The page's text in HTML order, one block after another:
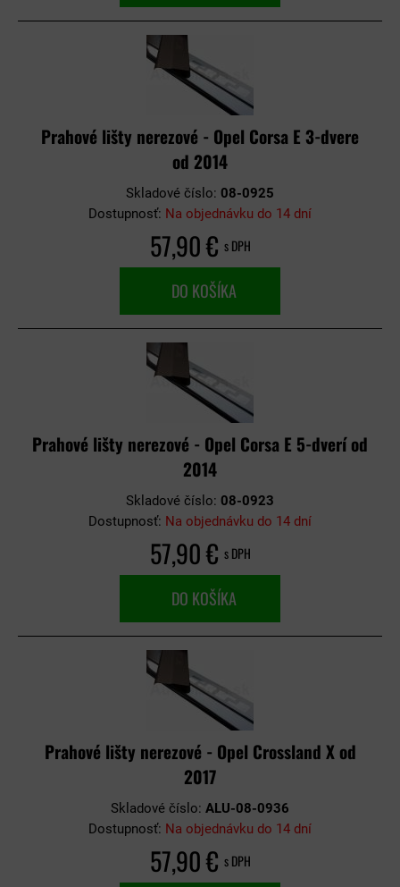
Prahové lišty nerezové - Opel Corsa E 3-dvere
od 2014
Skladové číslo: 08-0925
Dostupnosť: Na objednávku do 14 dní
57,90 € s DPH
DO KOŠÍKA
Prahové lišty nerezové - Opel Corsa E 5-dverí od
2014
Skladové číslo: 08-0923
Dostupnosť: Na objednávku do 14 dní
57,90 € s DPH
DO KOŠÍKA
Prahové lišty nerezové - Opel Crossland X od
2017
Skladové číslo: ALU-08-0936
Dostupnosť: Na objednávku do 14 dní
57,90 € s DPH